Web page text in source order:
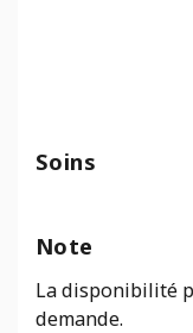
Soins
Note
La disponibilité
demande.